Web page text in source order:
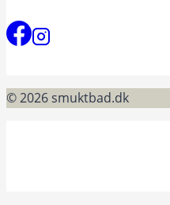
© 2026 smuktbad.dk